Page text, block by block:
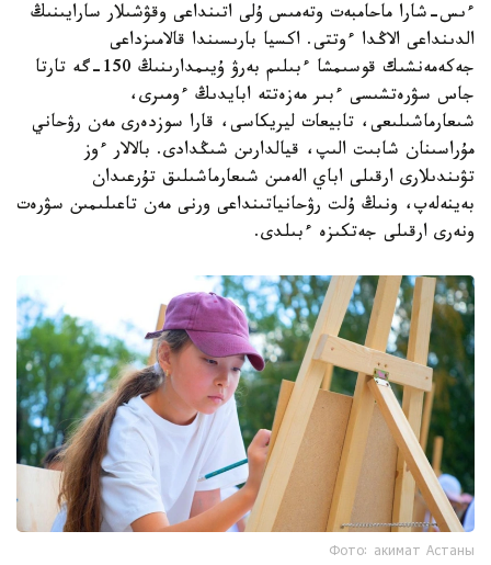
ءىس-شارا ماحامبەت وتەمىس ۇلى اتىنداعى وقۋشىلار سارايىنىڭ
الدىنداعى الاڭدا ءوتتى. اكسيا بارىسىندا قالامىزداعى
جەكەمەنشىك قوسىمشا ءبىلىم بەرۋ ۇيىمدارىنىڭ 150-گە تارتا
جاس سۋرەتشىسى ءبىر مەزەتتە ابايدىڭ ءومىرى،
شىعارماشىلىعى، تابيعات ليريكاسى، قارا سوزدەرى مەن رۋحاني
مۇراسىنان شابىت الىپ، قيالدارىن شىڭدادى. بالالار ءوز
تۋىندىلارى ارقىلى اباي الەمىن شىعارماشىلىق تۇرعىدان
بەينەلەپ، ونىڭ ۇلت رۋحانياتىنداعى ورنى مەن تاعىلىمىن سۋرەت
ونەرى ارقىلى جەتكىزە ءبىلدى.
Фото: акимат Астаны